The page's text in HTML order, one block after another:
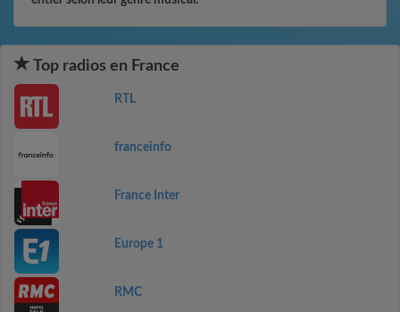
Top radios en France
RTL
franceinfo
France Inter
Europe 1
RMC